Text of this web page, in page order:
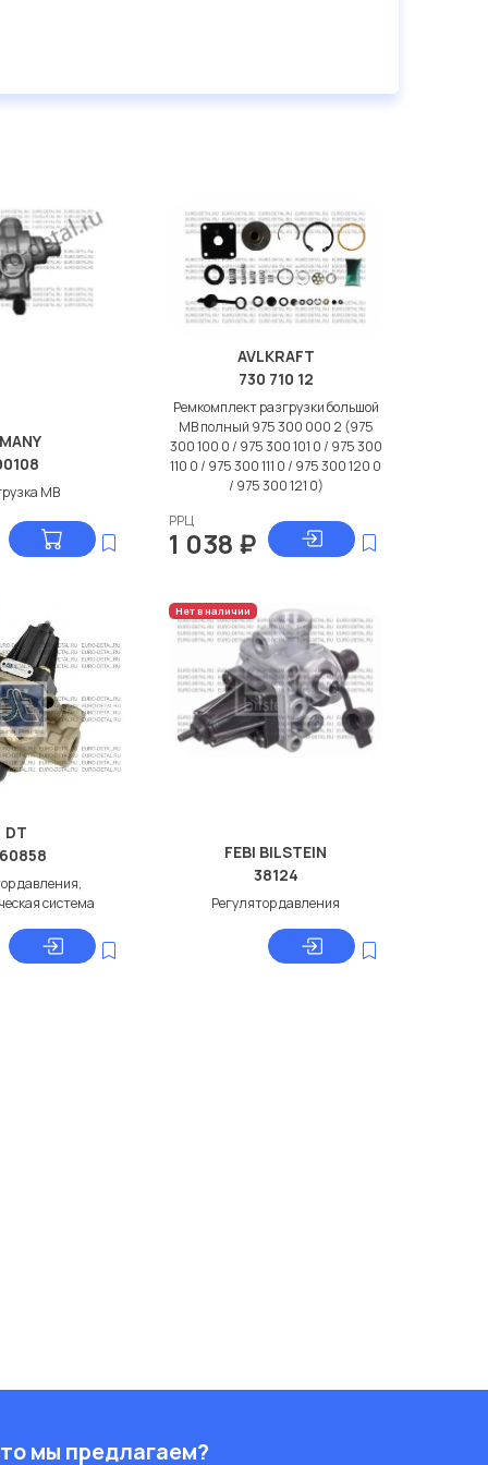
МВ
AVLKRAFT
730 710 12
Ремкомплект разгрузки большой
МВ полный 975 300 000 2 (975
300 100 0 / 975 300 101 0 / 975 300
110 0 / 975 300 111 0 / 975 300 120 0
/ 975 300 121 0)
РРЦ
1 038 ₽
DT
давления,
система
Нет в наличии
FEBI BILSTEIN
38124
Регулятор давления
мы предлагаем?